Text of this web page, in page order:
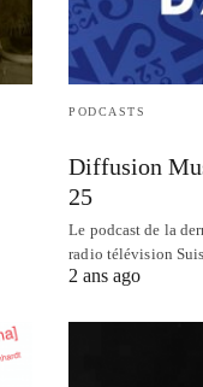
PODCASTS
Diffusion
25
Le podcast de la
radio télévision
2 ans ago